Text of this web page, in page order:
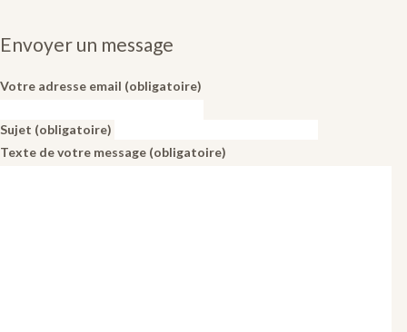
Envoyer un message
Votre adresse email (obligatoire)
Sujet (obligatoire)
Texte de votre message (obligatoire)